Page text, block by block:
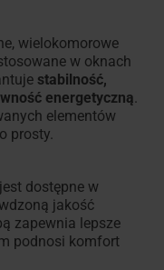
wielokomorowe
w oknach
stabilność,
energetyczną.
elementów
prosty.
dostępne w
jakość
zapewnia lepsze
podnosi komfort